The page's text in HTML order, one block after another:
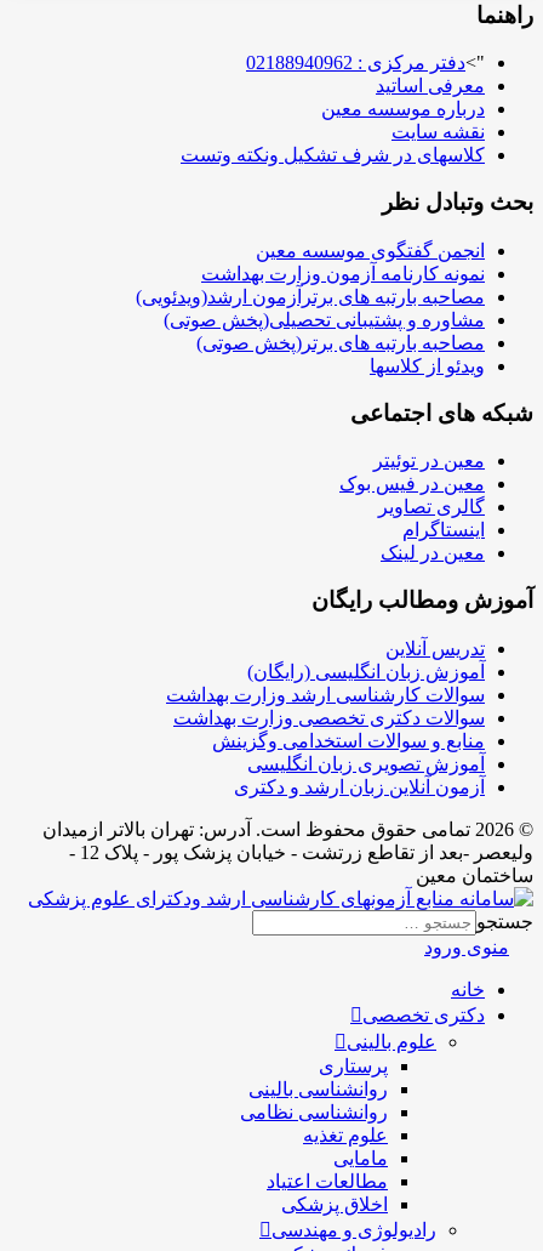
راهنما
">دفتر مرکزی : 02188940962
معرفی اساتید
درباره موسسه معین
نقشه سایت
کلاسهای در شرف تشکیل ونکته وتست
بحث وتبادل نظر
انجمن گفتگوی موسسه معین
نمونه کارنامه آزمون وزارت بهداشت
مصاحبه بارتبه های برترآزمون ارشد(ویدئویی)
مشاوره و پشتیبانی تحصیلی(پخش صوتی)
مصاحبه بارتبه های برتر(پخش صوتی)
ویدئو از کلاسها
شبکه های اجتماعی
معین در توئیتر
معین در فیس بوک
گالری تصاویر
اینستاگرام
معین در لینک
آموزش ومطالب رایگان
تدریس آنلاین
آموزش زبان انگلیسی (رایگان)
سوالات کارشناسی ارشد وزارت بهداشت
سوالات دکتری تخصصی وزارت بهداشت
منابع و سوالات استخدامی وگزینش
آموزش تصویری زبان انگلیسی
آزمون آنلاین زبان ارشد و دکتری
© 2026 تمامی حقوق محفوظ است. آدرس:‌ تهران بالاتر ازمیدان
ولیعصر -بعد از تقاطع زرتشت - خیابان پزشک پور - پلاک 12 -
ساختمان معین
جستجو
منوی ورود
خانه
دکتری تخصصی
علوم بالینی
پرستاری
روانشناسی بالینی
روانشناسی نظامی
علوم تغذیه
مامایی
مطالعات اعتیاد
اخلاق پزشکی
رادیولوژی و مهندسی